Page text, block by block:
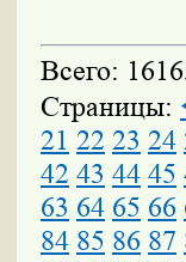
Всего:
Страницы:
21 22 23 24
42 43 44 45
63 64 65 66
84 85 86 87